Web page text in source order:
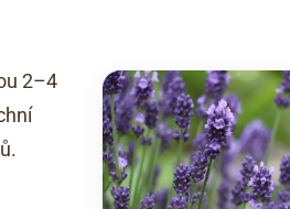
2–4